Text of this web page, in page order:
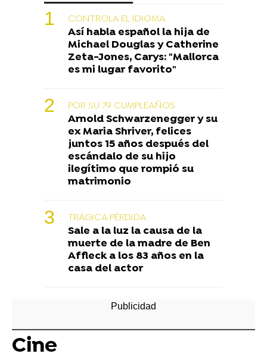
CONTROLA EL IDIOMA
Así habla español la hija de
Michael Douglas y Catherine
Zeta-Jones, Carys: "Mallorca
es mi lugar favorito"
POR SU 79 CUMPLEAÑOS
Arnold Schwarzenegger y su
ex Maria Shriver, felices
juntos 15 años después del
escándalo de su hijo
ilegítimo que rompió su
matrimonio
TRÁGICA PÉRDIDA
Sale a la luz la causa de la
muerte de la madre de Ben
Affleck a los 83 años en la
casa del actor
Cine